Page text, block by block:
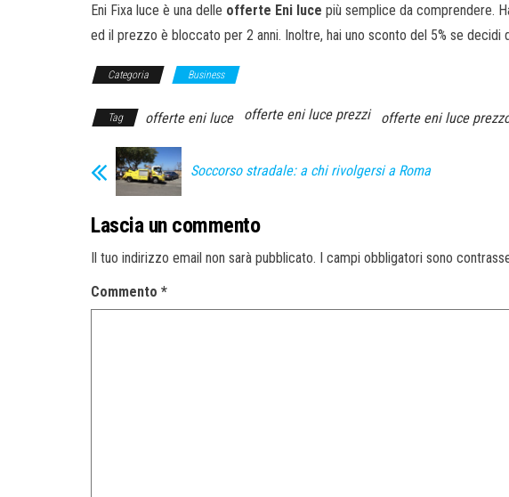
Eni Fixa luce è una delle offerte Eni luce più semplice da comprendere.
ed il prezzo è bloccato per 2 anni. Inoltre, hai uno sconto del 5% se decidi
Categoria Business
Tag offerte eni luce offerte eni luce prezzi offerte eni luce
Soccorso stradale: a chi rivolgersi a Roma
Lascia un commento
Il tuo indirizzo email non sarà pubblicato. I campi obbligatori sono
Commento *